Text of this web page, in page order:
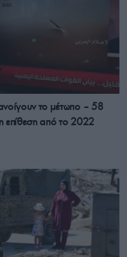
το μέτωπο – 58
επίθεση από το 2022